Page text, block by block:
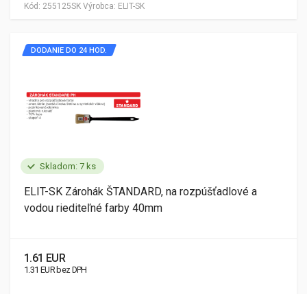
Kód: 255125SK Výrobca: ELIT-SK
Skladom: 7 ks
DODANIE DO 24 HOD.
ELIT-SK Zárohák ŠTANDARD, na rozpúšťadlové a
vodou riediteľné farby 40mm
1.61 EUR
1.31 EUR bez DPH